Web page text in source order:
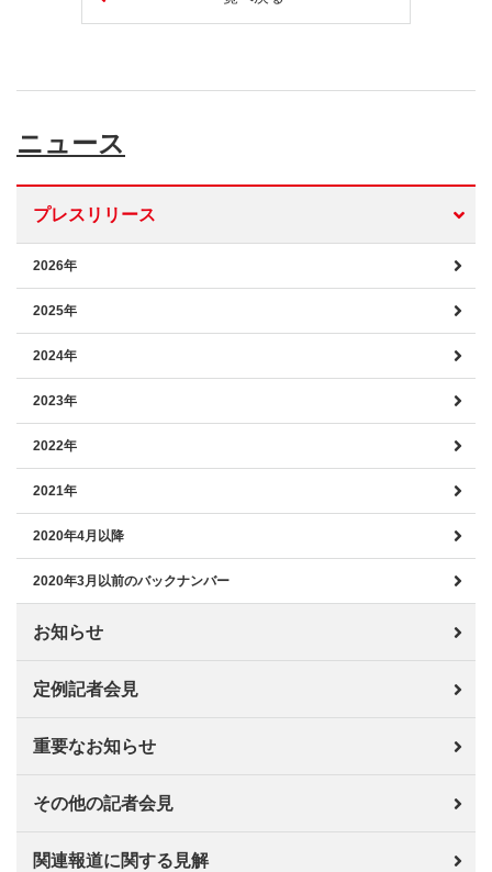
ニュース
プレスリリース
2026年
2025年
2024年
2023年
2022年
2021年
2020年4月以降
2020年3月以前のバックナンバー
お知らせ
定例記者会見
重要なお知らせ
その他の記者会見
関連報道に関する見解